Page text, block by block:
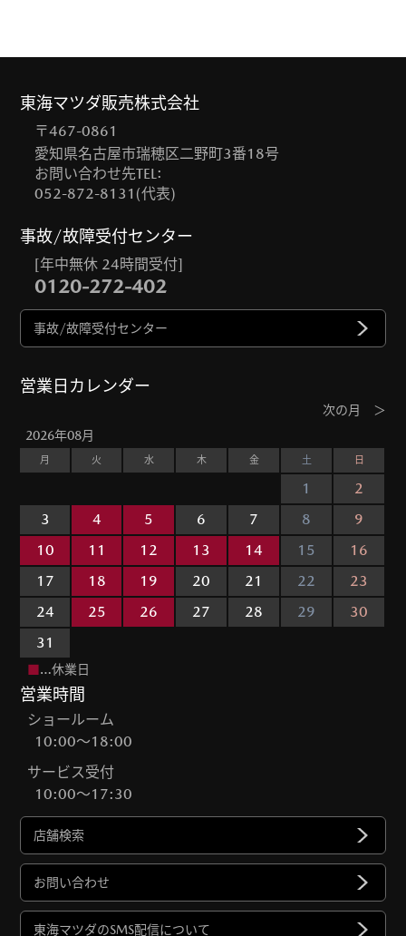
東海マツダ販売株式会社
〒467-0861
愛知県名古屋市瑞穂区二野町3番18号
お問い合わせ先TEL:
052-872-8131(代表)
事故/故障受付センター
[年中無休 24時間受付]
0120-272-402
事故/故障受付センター
営業日カレンダー
次の月 ＞
2026年08月
月 火 水 木 金 土 日
1
2
3
4 5 6 7 8
9
10
11 12 13 14 15
16
17
18 19 20 21 22
23
24
25 26 27 28 29
30
31
■…休業日
営業時間
ショールーム
10:00～18:00
サービス受付
10:00～17:30
店舗検索
お問い合わせ
東海マツダのSMS配信について